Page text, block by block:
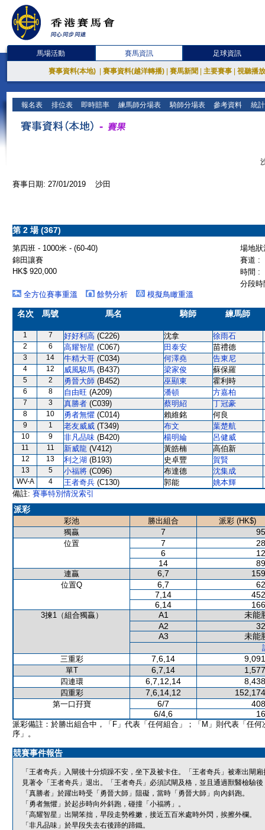
馬場活動 賽馬資訊 足球資訊
賽事資料(本地) 賽事資料(越洋轉播) 賽馬新聞 主要賽事 視聽播
報名表 排位表 即時賠率 練馬師分場表 騎師分場表 參考資料 統
賽事日期: 27/01/2019 沙田
第 2 場 (367)
第四班 - 1000米 - (60-40)
場地
錦田讓賽
賽道 :
HK$ 920,000
時間 :
分段
全方位賽事重溫
餘勢分析 模擬鳥瞰重溫
名次 馬號 馬名 騎師 練馬師
1 7 好好利高 (C226) 沈拿 徐雨石
2 6 高耀智星 (C067) 田泰安 苗禮德
3 14 牛精大哥 (C034) 何澤堯 告東尼
4 12 威風駿馬 (B437) 梁家俊 蘇保羅
5 2 勇晉大師 (B452) 巫顯東 霍利時
6 8 自由旺 (A209) 潘頓 方嘉柏
7 3 真勝者 (C039) 蔡明紹 丁冠豪
8 10 勇者無懼 (C014) 賴維銘 何良
9 1 老友威威 (T349) 布文 葉楚航
10 9 非凡品味 (B420) 楊明綸 呂健威
11 11 新威龍 (V412) 黃皓楠 高伯新
12 13 利之湖 (B193) 史卓豐 賀賢
13 5 小福將 (C096) 布達德 沈集成
WV-A 4 王者奇兵 (C130) 郭能
姚本輝
備註: 賽事特別情況索引
派彩
彩池 勝出組合
派彩 (HK$)
獨贏
7
位置 7
6
14
連贏 6,7
位置Q 6,7
7,14
6,14
3揀1（組合獨贏） A1
未能
A2
A3
未能
三重彩
7,6,14
單T 6,7,14
四連環 6,7,12,14
四重彩 7,6,14,12
第一口孖寶 6/7
6/4,6
派彩備註：於勝出組合中，「F」代表「任何組合」；「M」則代表「任何
序」。
競賽事件報告
「王者奇兵」入閘後十分煩躁不安，坐下及被卡住。「王者奇兵」被牽出閘
見著令「王者奇兵」退出。「王者奇兵」必須試閘及格，並且通過獸醫檢驗
「真勝者」於躍出時受「勇晉大師」阻礙，當時「勇晉大師」向內斜跑。
「勇者無懼」於起步時向外斜跑，碰撞「小福將」。
「高耀智星」出閘笨拙，早段走勢稚嫩，接近五百米處時外閃，挨擦外欄。
「非凡品味」於早段失去右後蹄的蹄鐵。